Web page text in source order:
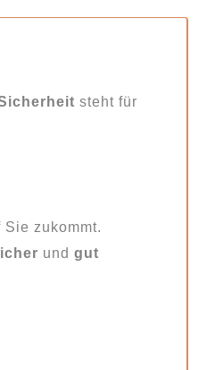
steht für
zukommt.
und gut